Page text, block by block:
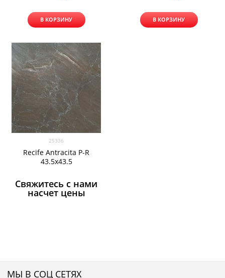
В КОРЗИНУ В КОРЗИНУ
25336
Recife Antracita P-R
43.5x43.5
Свяжитесь с нами
насчет цены
МЫ В СОЦ СЕТЯХ